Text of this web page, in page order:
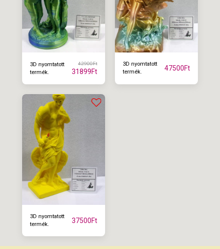
3D nyomtatott
termék.
42900Ft
31899Ft
3D nyomtatott
termék.
47500Ft
3D nyomtatott
termék.
37500Ft